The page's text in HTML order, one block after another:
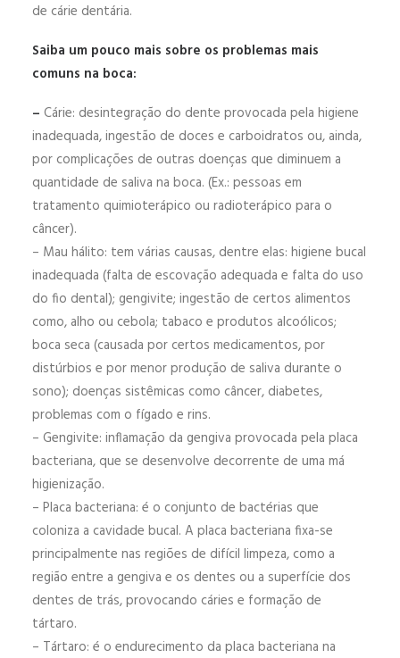
de cárie dentária.
Saiba um pouco mais sobre os problemas mais
comuns na boca:
– Cárie: desintegração do dente provocada pela higiene
inadequada, ingestão de doces e carboidratos ou, ainda,
por complicações de outras doenças que diminuem a
quantidade de saliva na boca. (Ex.: pessoas em
tratamento quimioterápico ou radioterápico para o
câncer).
– Mau hálito: tem várias causas, dentre elas: higiene bucal
inadequada (falta de escovação adequada e falta do uso
do fio dental); gengivite; ingestão de certos alimentos
como, alho ou cebola; tabaco e produtos alcoólicos;
boca seca (causada por certos medicamentos, por
distúrbios e por menor produção de saliva durante o
sono); doenças sistêmicas como câncer, diabetes,
problemas com o fígado e rins.
– Gengivite: inflamação da gengiva provocada pela placa
bacteriana, que se desenvolve decorrente de uma má
higienização.
– Placa bacteriana: é o conjunto de bactérias que
coloniza a cavidade bucal. A placa bacteriana fixa-se
principalmente nas regiões de difícil limpeza, como a
região entre a gengiva e os dentes ou a superfície dos
dentes de trás, provocando cáries e formação de
tártaro.
– Tártaro: é o endurecimento da placa bacteriana na